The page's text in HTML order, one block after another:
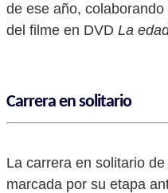
de ese año,
del filme en DVD La
Carrera en solitario
La carrera en solitario
marcada por su etapa